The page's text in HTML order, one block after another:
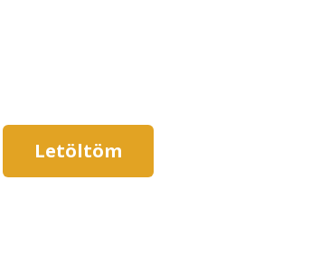
Letöltöm